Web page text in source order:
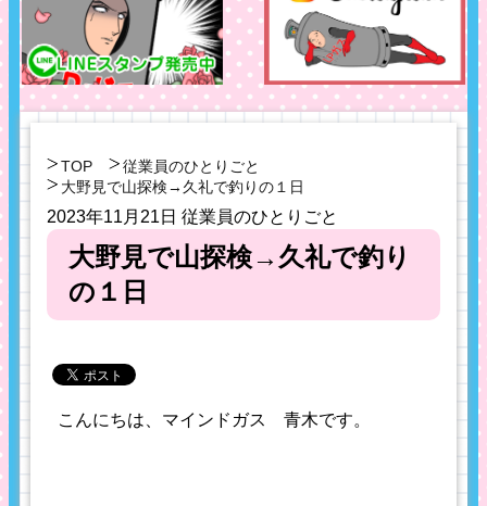
TOP
従業員のひとりごと
大野見で山探検→久礼で釣りの１日
2023年11月21日 従業員のひとりごと
大野見で山探検→久礼で釣り
の１日
こんにちは、マインドガス 青木です。